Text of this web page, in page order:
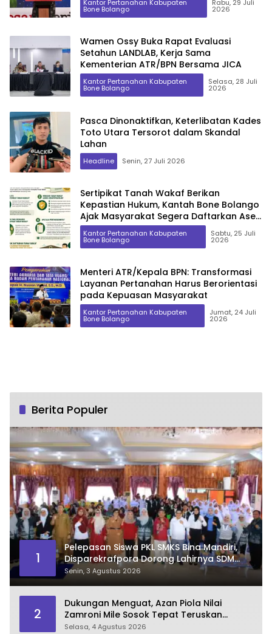
Kantor Pertanahan Kabupaten
Bone Bolango
Rabu, 29 Juli
2026
Wamen Ossy Buka Rapat Evaluasi
Setahun LANDLAB, Kerja Sama
Kementerian ATR/BPN Bersama JICA
Kantor Pertanahan Kabupaten
Bone Bolango
Selasa, 28 Juli
2026
Pasca Dinonaktifkan, Keterlibatan Kades
Toto Utara Tersorot dalam Skandal
Lahan
Headline Senin, 27 Juli 2026
Sertipikat Tanah Wakaf Berikan
Kepastian Hukum, Kantah Bone Bolango
Ajak Masyarakat Segera Daftarkan Aset
Wakaf
Kantor Pertanahan Kabupaten
Bone Bolango
Sabtu, 25 Juli
2026
Menteri ATR/Kepala BPN: Transformasi
Layanan Pertanahan Harus Berorientasi
pada Kepuasan Masyarakat
Kantor Pertanahan Kabupaten
Bone Bolango
Jumat, 24 Juli
2026
Berita Populer
1
Pelepasan Siswa PKL SMKS Bina Mandiri,
Disparekrafpora Dorong Lahirnya SDM
Pariwisata Unggul
Senin, 3 Agustus 2026
2
Dukungan Menguat, Azan Piola Nilai
Zamroni Mile Sosok Tepat Teruskan
Pembangunan Bone Bolango
Selasa, 4 Agustus 2026